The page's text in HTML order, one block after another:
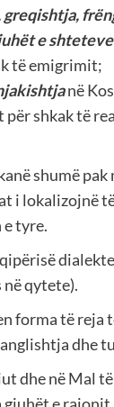
e shteteve
të emigrimit;
në
për shkak të
shumë pak
i lokalizojnë
tyre.
qytete).
forma të reja
dhe
dhe në Mal